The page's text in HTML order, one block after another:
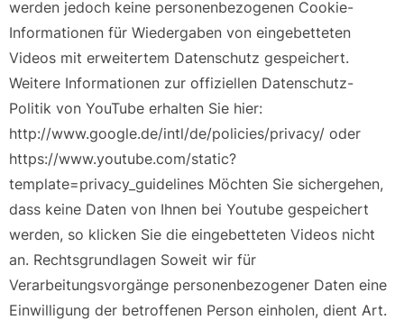
werden jedoch keine personenbezogenen Cookie-
Informationen für Wiedergaben von eingebetteten
Videos mit erweitertem Datenschutz gespeichert.
Weitere Informationen zur offiziellen Datenschutz-
Politik von YouTube erhalten Sie hier:
http://www.google.de/intl/de/policies/privacy/ oder
https://www.youtube.com/static?
template=privacy_guidelines Möchten Sie sichergehen,
dass keine Daten von Ihnen bei Youtube gespeichert
werden, so klicken Sie die eingebetteten Videos nicht
an. Rechtsgrundlagen Soweit wir für
Verarbeitungsvorgänge personenbezogener Daten eine
Einwilligung der betroffenen Person einholen, dient Art.